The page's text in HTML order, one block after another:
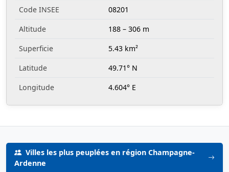
Code INSEE
08201
Altitude
188 – 306 m
Superficie
5.43 km²
Latitude
49.71° N
Longitude
4.604° E
Villes les plus peuplées en région Champagne-
Ardenne